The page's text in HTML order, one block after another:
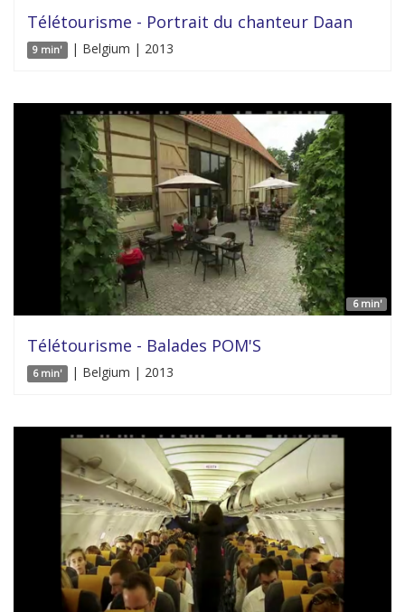
Télétourisme - Portrait du chanteur Daan
9 min' | Belgium | 2013
6 min'
Télétourisme - Balades POM'S
6 min' | Belgium | 2013